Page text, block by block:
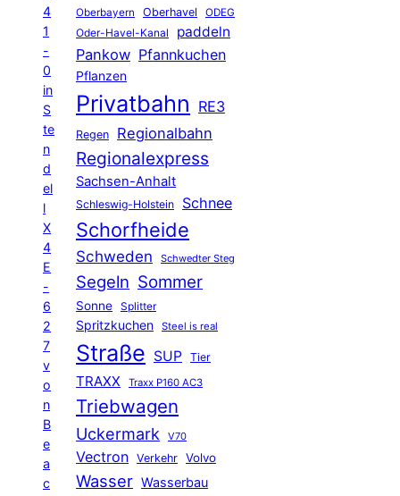
4
1
-
0
in
S
te
n
d
el
l
X
4
E
-
6
2
7
v
o
n
B
e
a
c
Oberbayern Oberhavel ODEG
Oder-Havel-Kanal paddeln
Pankow Pfannkuchen
Pflanzen
Privatbahn RE3
Regen Regionalbahn
Regionalexpress
Sachsen-Anhalt
Schleswig-Holstein Schnee
Schorfheide
Schweden Schwedter Steg
Segeln Sommer
Sonne Splitter
Spritzkuchen Steel is real
Straße SUP Tier
TRAXX Traxx P160 AC3
Triebwagen
Uckermark V70
Vectron Verkehr Volvo
Wasser Wasserbau